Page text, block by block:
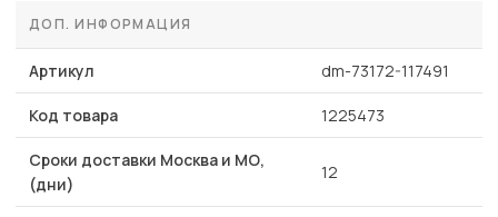
ДОП. ИНФОРМАЦИЯ
Артикул dm-73172-117491
Код товара 1225473
Сроки доставки Москва и МО,
(дни)
12